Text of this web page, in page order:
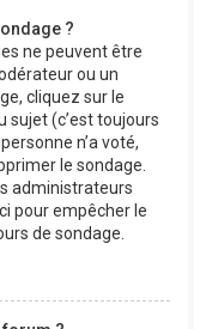
?
ne peuvent être
ou un
cliquez sur le
sujet (c’est toujours
n’a voté,
le sondage.
administrateurs
pour empêcher le
de sondage.